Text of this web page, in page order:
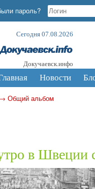
пароль?
Сегодня 07.08.2026
Докучаевск.инфо
Новости
→ Общий альбом
в Швеции